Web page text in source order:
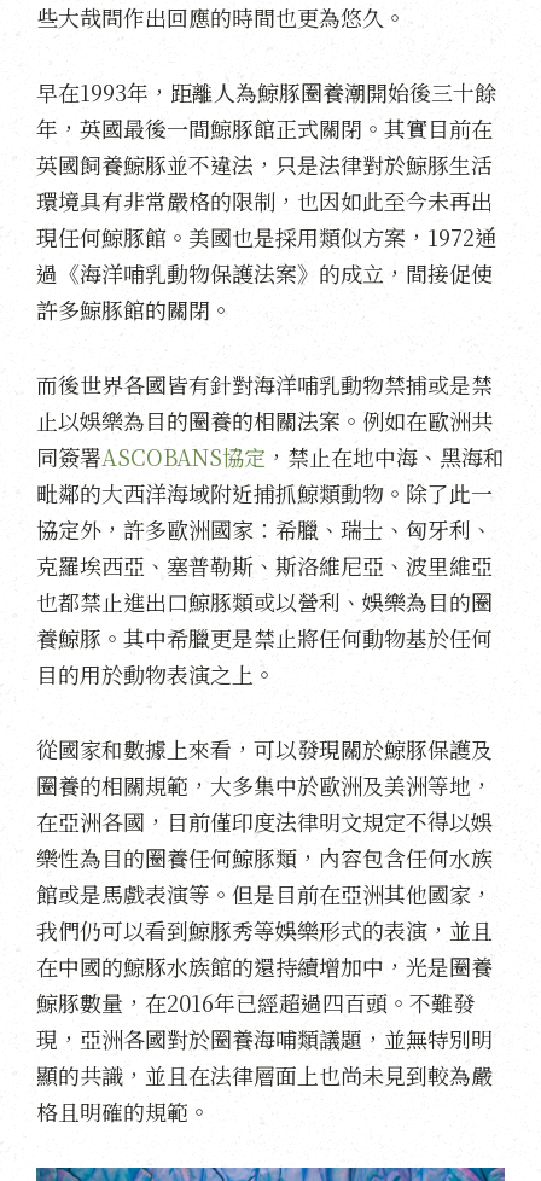
些大哉問作出回應的時間也更為悠久。
早在1993年，距離人為鯨豚圈養潮開始後三十餘
年，英國最後一間鯨豚館正式關閉。其實目前在
英國飼養鯨豚並不違法，只是法律對於鯨豚生活
環境具有非常嚴格的限制，也因如此至今未再出
現任何鯨豚館。美國也是採用類似方案，1972通
過《海洋哺乳動物保護法案》的成立，間接促使
許多鯨豚館的關閉。
而後世界各國皆有針對海洋哺乳動物禁捕或是禁
止以娛樂為目的圈養的相關法案。例如在歐洲共
同簽署ASCOBANS協定 ，禁止在地中海、黑海和
毗鄰的大西洋海域附近捕抓鯨類動物。除了此一
協定外，許多歐洲國家：希臘、瑞士、匈牙利、
克羅埃西亞、塞普勒斯、斯洛維尼亞、波里維亞
也都禁止進出口鯨豚類或以營利、娛樂為目的圈
養鯨豚。其中希臘更是禁止將任何動物基於任何
目的用於動物表演之上。
從國家和數據上來看，可以發現關於鯨豚保護及
圈養的相關規範，大多集中於歐洲及美洲等地，
在亞洲各國，目前僅印度法律明文規定不得以娛
樂性為目的圈養任何鯨豚類，內容包含任何水族
館或是馬戲表演等。但是目前在亞洲其他國家，
我們仍可以看到鯨豚秀等娛樂形式的表演，並且
在中國的鯨豚水族館的還持續增加中，光是圈養
鯨豚數量，在2016年已經超過四百頭。不難發
現，亞洲各國對於圈養海哺類議題，並無特別明
顯的共識，並且在法律層面上也尚未見到較為嚴
格且明確的規範。